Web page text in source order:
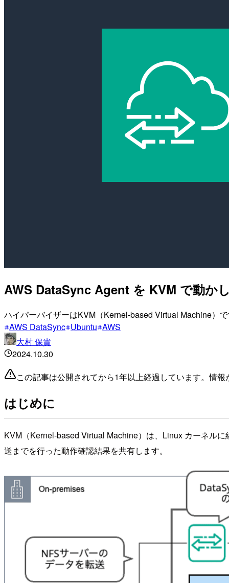
AWS DataSync Agent を KVM で動か
ハイパーバイザーはKVM（Kernel-based Virtual Machine）
AWS DataSync Ubuntu AWS
大村 保貴
2024.10.30
この記事は公開されてから1年以上経過しています。情
はじめに
KVM（Kernel-based Virtual Machine）は、Linux カーネル
送までを行った動作確認結果を共有します。